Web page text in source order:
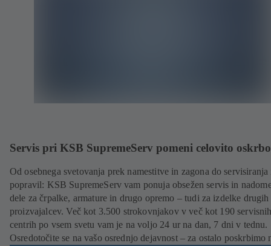
Servis pri KSB SupremeServ pomeni celovito oskrbo
Od osebnega svetovanja prek namestitve in zagona do servisiranja
popravil: KSB SupremeServ vam ponuja obsežen servis in
dele za črpalke, armature in drugo opremo – tudi za izdelke drugih
proizvajalcev. Več kot 3.500 strokovnjakov v več kot 190
centrih po vsem svetu vam je na voljo 24 ur na dan, 7 dni v tednu.
Osredotočite se na vašo osrednjo dejavnost – za ostalo poskrbimo